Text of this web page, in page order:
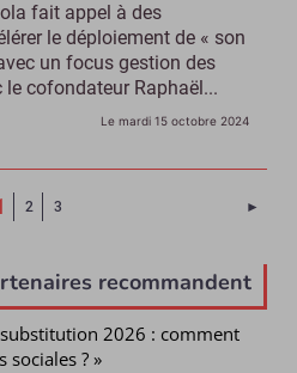
fait appel à des
le déploiement de « son
un focus gestion des
cofondateur Raphaël...
Le mardi 15 octobre 2024
(Page courante)
2 3 ►
recommandent
substitution 2026 : comment
sociales ? »